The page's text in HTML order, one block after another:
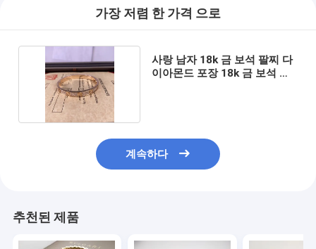
사건
블로그
18K 금 목걸이
가장 저렴 한 가격 으로
사랑 남자 18k 금 보석 팔찌 다
이아몬드 포장 18k 금 보석 제
계속하다
추천된 제품